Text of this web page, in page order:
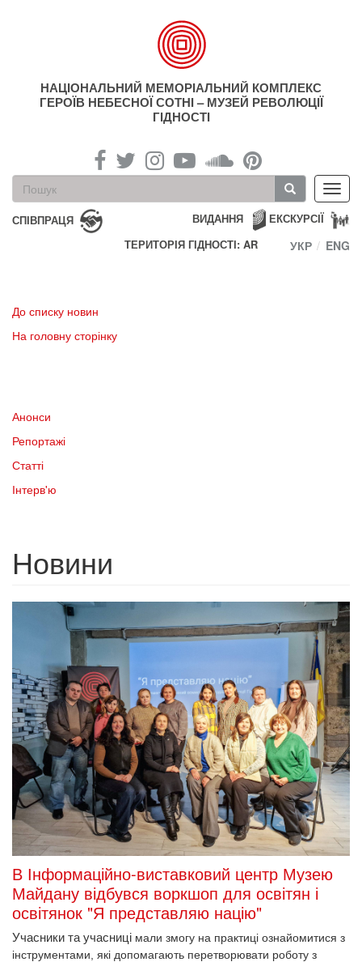
НАЦІОНАЛЬНИЙ МЕМОРІАЛЬНИЙ КОМПЛЕКС
ГЕРОЇВ НЕБЕСНОЇ СОТНІ – МУЗЕЙ РЕВОЛЮЦІЇ
ГІДНОСТІ
Пошукова
форма
Пошук
СПІВПРАЦЯ ЕКСКУРСІЇ
ВИДАННЯ
ТЕРИТОРІЯ ГІДНОСТІ: AR
УКР ENG
До списку новин
На головну сторінку
Анонси
Репортажі
Статті
Інтерв'ю
Новини
В Інформаційно-виставковий центр Музею
Майдану відбувся воркшоп для освітян і
освітянок "Я представляю націю"
Учасники та учасниці мали змогу на практиці ознайомитися з
інструментами, які допомагають перетворювати роботу з